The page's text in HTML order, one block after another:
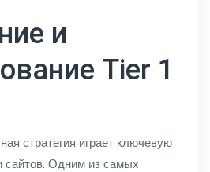
и
Tier 1
стратегия играет ключевую
сайтов. Одним из самых